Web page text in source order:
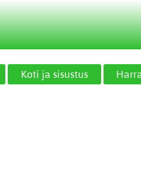
Koti ja sisustus